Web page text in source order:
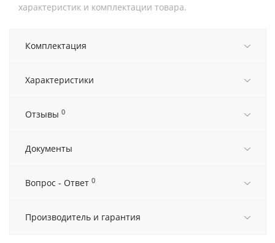
характеристик и комплектации товара.
Комплектация
Характеристики
Отзывы 0
Документы
Вопрос - Ответ 0
Производитель и гарантия